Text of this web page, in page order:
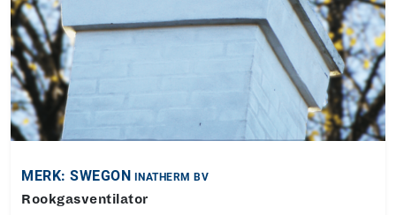
MERK: SWEGON INATHERM BV
Rookgasventilator